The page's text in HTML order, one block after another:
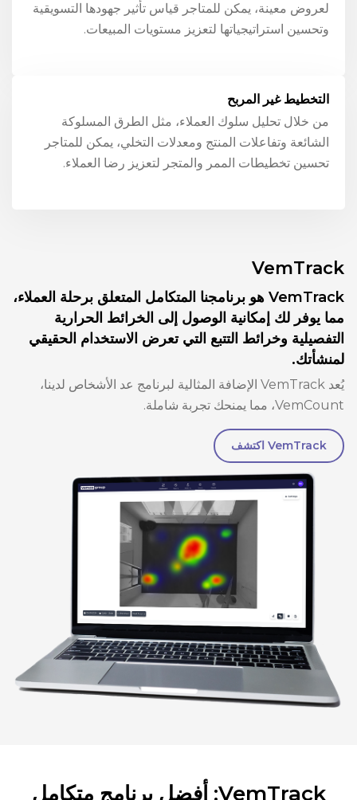
لعروض معينة، يمكن للمتاجر قياس تأثير جهودها التسويقية
وتحسين استراتيجياتها لتعزيز مستويات المبيعات.
التخطيط غير المربح
من خلال تحليل سلوك العملاء، مثل الطرق المسلوكة
الشائعة وتفاعلات المنتج ومعدلات التخلي، يمكن للمتاجر
تحسين تخطيطات الممر والمتجر لتعزيز رضا العملاء.
VemTrack
VemTrack هو برنامجنا المتكامل المتعلق برحلة العملاء،
مما يوفر لك إمكانية الوصول إلى الخرائط الحرارية
التفصيلية وخرائط التتبع التي تعرض الاستخدام الحقيقي
لمنشأتك.
يُعد VemTrack الإضافة المثالية لبرنامج عد الأشخاص لدينا،
VemCount، مما يمنحك تجربة شاملة.
VemTrack اكتشف
VemTrack: أفضل برنامج متكامل